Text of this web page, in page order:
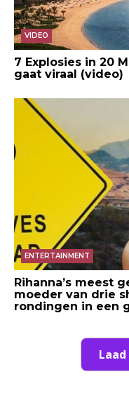
VIDEO
7 Explosies in 20
gaat viraal (video)
ENTERTAINMENT
Rihanna’s meest
moeder van drie
rondingen in een